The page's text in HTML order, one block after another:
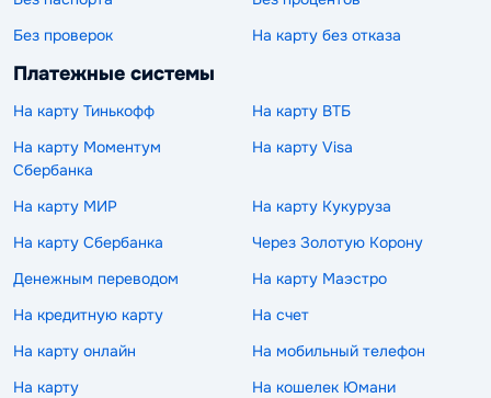
Без проверок
На карту без отказа
Платежные системы
На карту Тинькофф
На карту ВТБ
На карту Моментум
Сбербанка
На карту Visa
На карту МИР
На карту Кукуруза
На карту Сбербанка
Через Золотую Корону
Денежным переводом
На карту Маэстро
На кредитную карту
На счет
На карту онлайн
На мобильный телефон
На карту
На кошелек Юмани